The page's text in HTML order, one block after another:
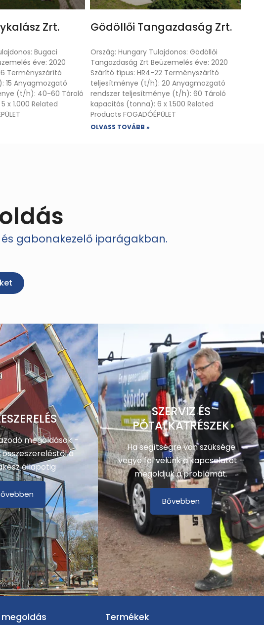
Zrt.
Bugaci
éve: 2020
Terményszárító
Anyagmozgató
(t/h): 40-60 Tároló
x 1.000 Related
Gödöllői Tangazdaság Zrt.
Ország: Hungary Tulajdonos: Gödöllői
Tangazdaság Zrt Beüzemelés éve: 2020
Szárító típus: HR4-22 Terményszárító
teljesítménye (t/h): 20 Anyagmozgató
rendszer teljesítménye (t/h): 60 Tároló
kapacitás (tonna): 6 x 1.500 Related
Products FOGADÓÉPÜLET
OLVASS TOVÁBB »
gabonakezelő iparágakban.
megoldások -
a
állapotig
SZERVIZ ÉS
PÓTALKATRÉSZEK
Ha segítségre van szüksége
vegye fel velünk a kapcsolatot –
megoldjuk a problámát.
Bővebben
megoldás Termékek